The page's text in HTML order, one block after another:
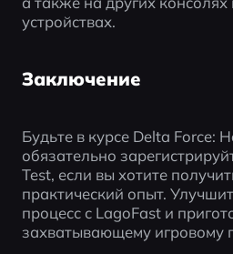
устройствах.
Заключение
Будьте в курсе Delta Force:
обязательно
Test, если вы хотите
практический опыт.
процесс с LagoFast и
захватывающему игровому